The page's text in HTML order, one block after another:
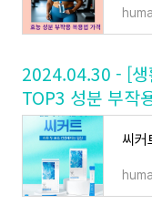
2024.04.30 - [생
TOP3 성분 부작
씨커